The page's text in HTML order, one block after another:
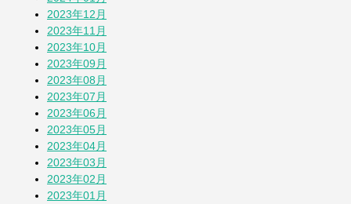
2023年12月
2023年11月
2023年10月
2023年09月
2023年08月
2023年07月
2023年06月
2023年05月
2023年04月
2023年03月
2023年02月
2023年01月